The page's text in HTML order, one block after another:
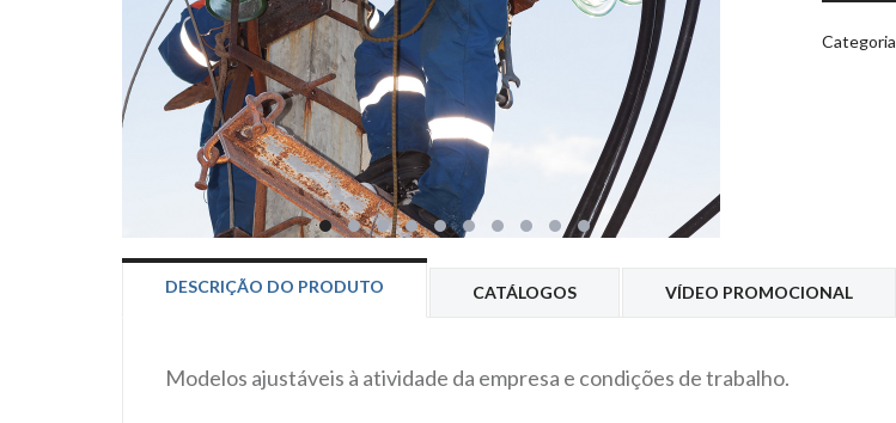
Categoria
DESCRIÇÃO DO PRODUTO CATÁLOGOS VÍDEO PROMOCIONAL
Modelos ajustáveis à atividade da empresa e condições de trabalho.